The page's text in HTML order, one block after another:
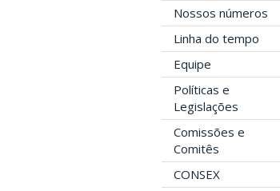
Nossos números
Linha do tempo
Equipe
Políticas e
Legislações
Comissões e
Comitês
CONSEX